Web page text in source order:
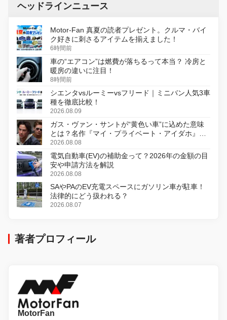
ヘッドラインニュース
Motor-Fan 真夏の読者プレゼント。クルマ・バイ
ク好きに刺さるアイテムを揃えました！
6時間前
車の“エアコン”は燃費が落ちるって本当？ 冷房と
暖房の違いに注目！
8時間前
シエンタvsルーミーvsフリード｜ミニバン人気3車
種を徹底比較！
2026.08.09
ガス・ヴァン・サントが“黄色い車”に込めた意味
とは？名作『マイ・プライベート・アイダホ』が
初のデジタルリマスター版で復活
2026.08.08
電気自動車(EV)の補助金って？2026年の金額の目
安や申請方法を解説
2026.08.08
SAやPAのEV充電スペースにガソリン車が駐車！
法律的にどう扱われる？
2026.08.07
著者プロフィール
MotorFan